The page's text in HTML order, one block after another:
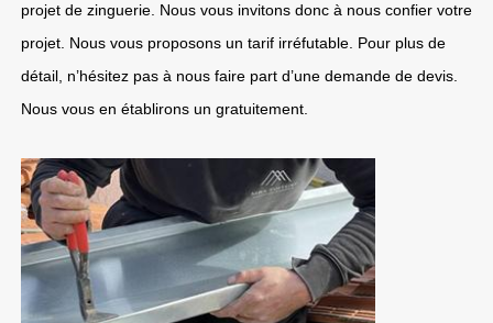
projet de zinguerie. Nous vous invitons donc à nous confier votre
projet. Nous vous proposons un tarif irréfutable. Pour plus de
détail, n’hésitez pas à nous faire part d’une demande de devis.
Nous vous en établirons un gratuitement.